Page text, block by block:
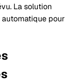
La solution
pour